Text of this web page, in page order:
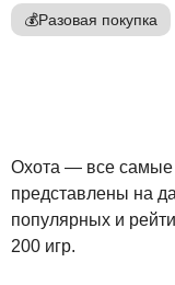
💰Разовая покупка
Охота — все самые
представлены на
популярных и
200 игр.